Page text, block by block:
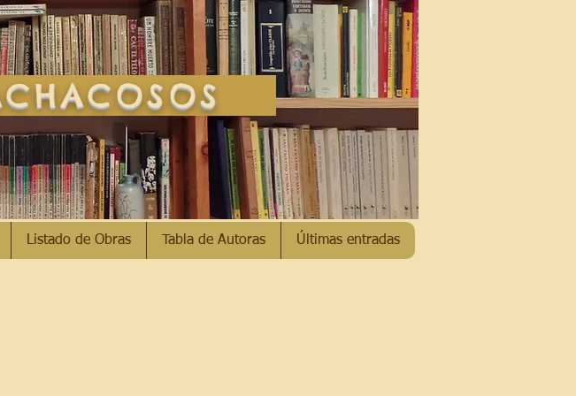
Listado de Obras Tabla de Autoras Últimas entradas